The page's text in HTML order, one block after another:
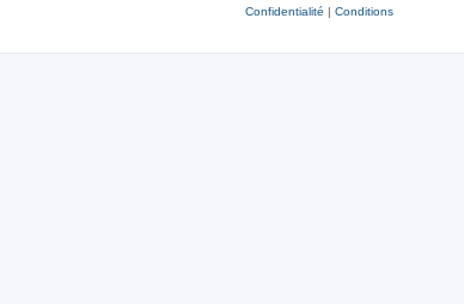
Confidentialité | Conditions